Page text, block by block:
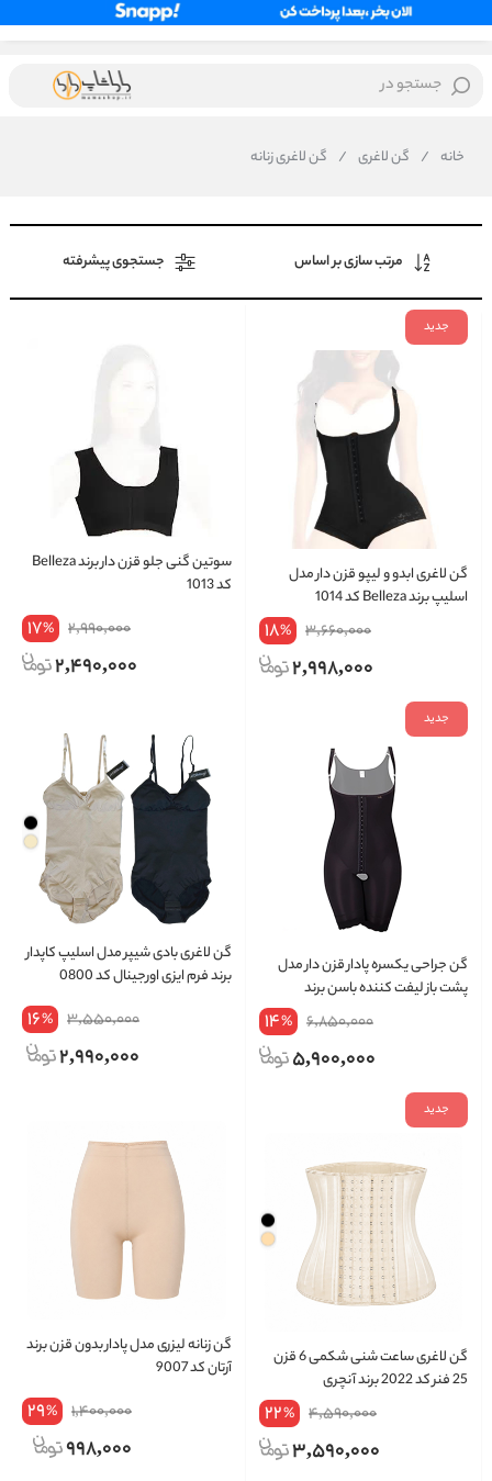
جستجو در
خانه / گن لاغری / گن لاغری زنانه
مرتب سازی بر اساس جستجوی پیشرفته
جدید
گن لاغری ابدو و لیپو قزن دار مدل
اسلیپ برند Belleza کد 1014
3,660,000
18%
2,998,000
سوتین گنی جلو قزن دار برند Belleza
کد 1013
2,990,000
17%
2,490,000
جدید
گن جراحی یکسره پادار قزن دار مدل
پشت باز لیفت کننده باسن برند
6,850,000
14%
5,900,000
گن لاغری بادی شیپر مدل اسلیپ کاپدار
برند فرم‌ ایزی اورجینال کد 0800
3,550,000
16%
2,990,000
جدید
گن لاغری ساعت شنی شکمی 6 قزن
25 فنر کد 2022 برند آنچری
4,590,000
22%
3,590,000
گن زنانه لیزری مدل پادار بدون قزن برند
آرتان کد 9007
1,400,000
29%
998,000